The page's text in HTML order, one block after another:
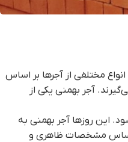
مختلفی از آجرها بر اساس
آجر بهمنی یکی از
این روزها آجر بهمنی به
مشخصات ظاهری و